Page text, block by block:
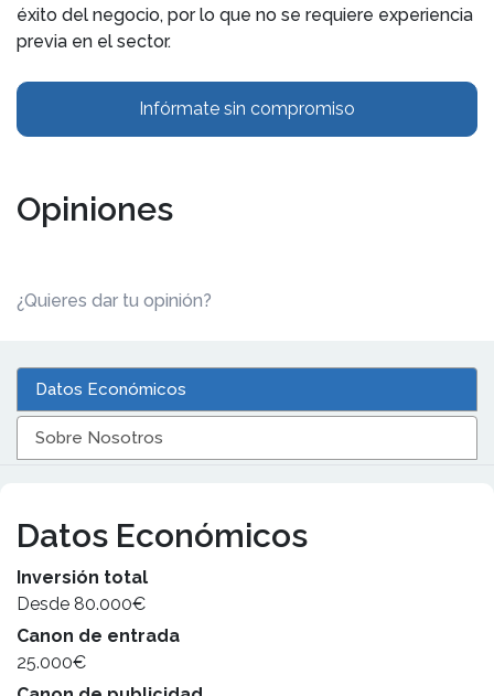
éxito del negocio, por lo que no se requiere experiencia
previa en el sector.
Infórmate sin compromiso
Opiniones
¿Quieres dar tu opinión?
Datos Económicos
Sobre Nosotros
Datos Económicos
Inversión total
Desde 80.000€
Canon de entrada
25.000€